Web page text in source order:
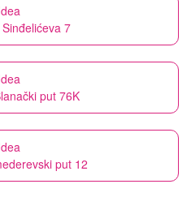
7
put 76K
put 12